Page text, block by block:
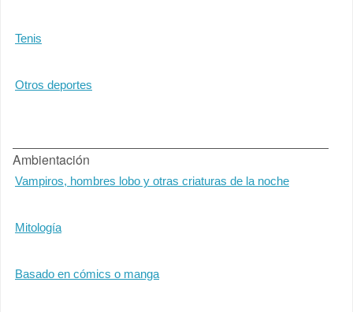
Tenis
Otros deportes
Ambientación
Vampiros, hombres lobo y otras criaturas de la noche
Mitología
Basado en cómics o manga